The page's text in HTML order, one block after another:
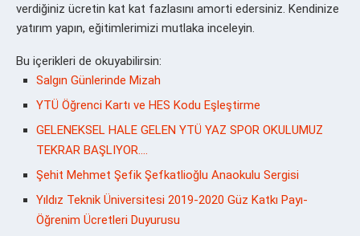
verdiğiniz ücretin kat kat fazlasını amorti edersiniz. Kendinize
yatırım yapın, eğitimlerimizi mutlaka inceleyin.
Bu içerikleri de okuyabilirsin:
Salgın Günlerinde Mizah
YTÜ Öğrenci Kartı ve HES Kodu Eşleştirme
GELENEKSEL HALE GELEN YTÜ YAZ SPOR OKULUMUZ
TEKRAR BAŞLIYOR….
Şehit Mehmet Şefik Şefkatlioğlu Anaokulu Sergisi
Yıldız Teknik Üniversitesi 2019-2020 Güz Katkı Payı-
Öğrenim Ücretleri Duyurusu